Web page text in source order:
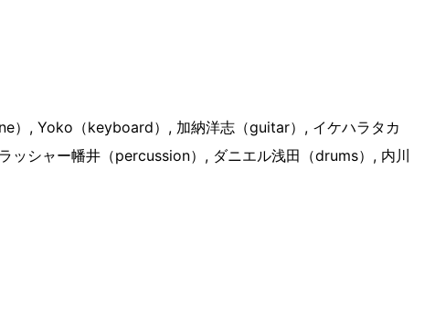
）, Yoko（keyboard）, 加納洋志（guitar）, イケハラタカ
ッシャー幡井（percussion）, ダニエル浅田（drums）, 内川